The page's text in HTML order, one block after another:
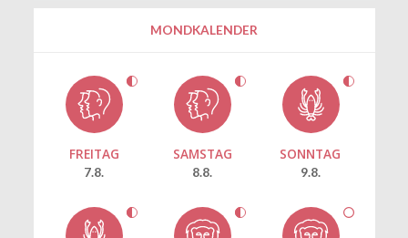
MONDKALENDER
FREITAG
7.8.
SAMSTAG
8.8.
SONNTAG
9.8.